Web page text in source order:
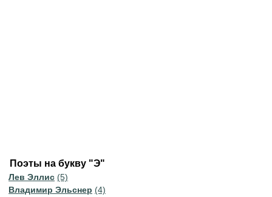
Поэты на букву "Э"
Лев Эллис (5)
Владимир Эльснер (4)